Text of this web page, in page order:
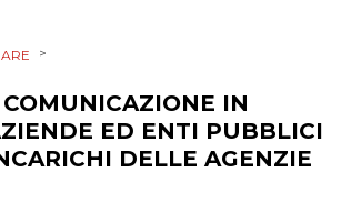
>
IN
ED ENTI PUBBLICI
DELLE AGENZIE